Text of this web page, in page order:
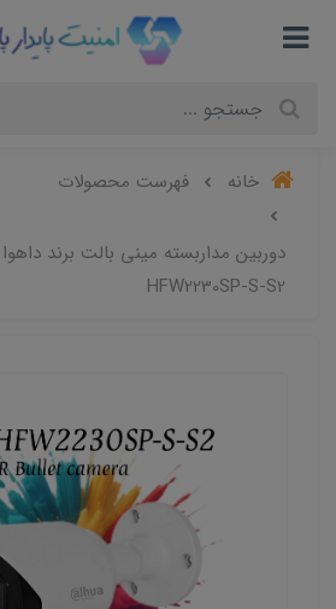
خانه فهرست محصولات
HFW2230SP-S-S2